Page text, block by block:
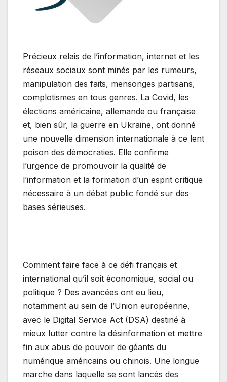
Précieux relais de l’information, internet et les
réseaux sociaux sont minés par les rumeurs,
manipulation des faits, mensonges partisans,
complotismes en tous genres. La Covid, les
élections américaine, allemande ou française
et, bien sûr, la guerre en Ukraine, ont donné
une nouvelle dimension internationale à ce lent
poison des démocraties. Elle confirme
l’urgence de promouvoir la qualité de
l’information et la formation d’un esprit critique
nécessaire à un débat public fondé sur des
bases sérieuses.
Comment faire face à ce défi français et
international qu’il soit économique, social ou
politique ? Des avancées ont eu lieu,
notamment au sein de l’Union européenne,
avec le Digital Service Act (DSA) destiné à
mieux lutter contre la désinformation et mettre
fin aux abus de pouvoir de géants du
numérique américains ou chinois. Une longue
marche dans laquelle se sont lancés des